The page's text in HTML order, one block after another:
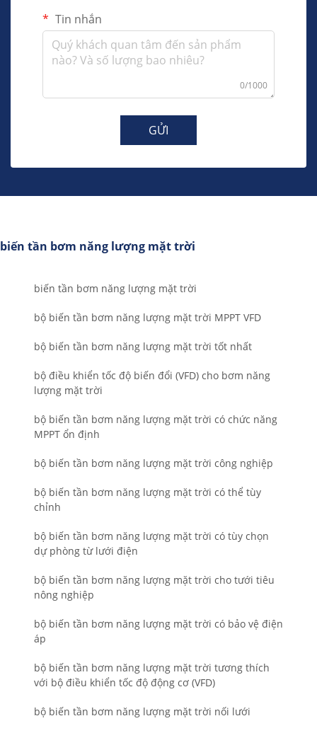
Tin nhắn
0/1000
GỬI
biến tần bơm năng lượng mặt trời
biến tần bơm năng lượng mặt trời
bộ biến tần bơm năng lượng mặt trời MPPT VFD
bộ biến tần bơm năng lượng mặt trời tốt nhất
bộ điều khiển tốc độ biến đổi (VFD) cho bơm năng
lượng mặt trời
bộ biến tần bơm năng lượng mặt trời có chức năng
MPPT ổn định
bộ biến tần bơm năng lượng mặt trời công nghiệp
bộ biến tần bơm năng lượng mặt trời có thể tùy
chỉnh
bộ biến tần bơm năng lượng mặt trời có tùy chọn
dự phòng từ lưới điện
bộ biến tần bơm năng lượng mặt trời cho tưới tiêu
nông nghiệp
bộ biến tần bơm năng lượng mặt trời có bảo vệ điện
áp
bộ biến tần bơm năng lượng mặt trời tương thích
với bộ điều khiển tốc độ động cơ (VFD)
bộ biến tần bơm năng lượng mặt trời nối lưới